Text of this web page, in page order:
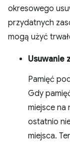
okresowego
przydatnych
mogą użyć
Usuwanie
Pamięć
Gdy
miejsce na
ostatnio
miejsca.